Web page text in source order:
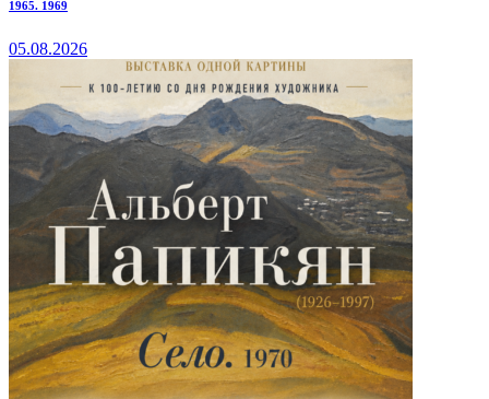
1965. 1969
05.08.2026